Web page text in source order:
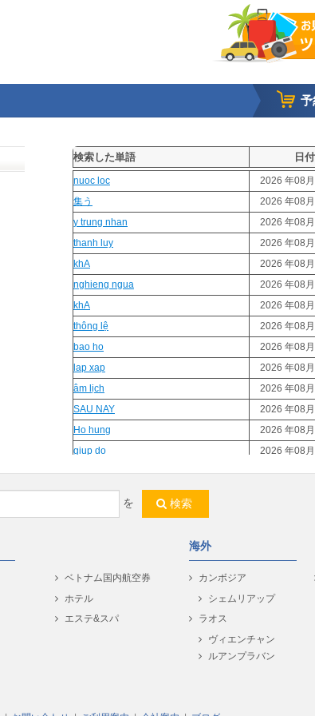
予
検索した単語 日付
nuoc loc
2026 年08
集う
2026 年08
y trung nhan
2026 年08
thanh luy
2026 年08
khA
2026 年08
nghieng ngua
2026 年08
khA
2026 年08
thông lệ
2026 年08
bao ho
2026 年08
lap xap
2026 年08
âm lịch
2026 年08
SAU NAY
2026 年08
Ho hung
2026 年08
giup do
2026 年08
gột rửa
2026 年08
chi gai
Nông thôn
2026 年08
ngồng
2026 年08
tiet thao
2026 年08
2026 年08月
2026 年08月
を 検索
ベトナム国内航空券
ホテル
エステ&スパ
海外
カンボジア
シェムリアップ
ラオス
ヴィエンチャン
ルアンプラバン